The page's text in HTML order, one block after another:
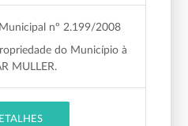
nº 2.199/2008
do Município à
MULLER.